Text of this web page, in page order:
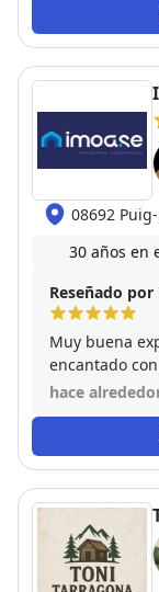
08692
30 años en
Reseñado por
Muy buena
encantado
hace